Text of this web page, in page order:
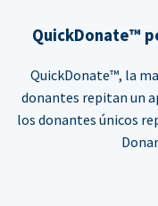
QuickDonate™
QuickDonate™, la
donantes repitan un
los donantes únicos